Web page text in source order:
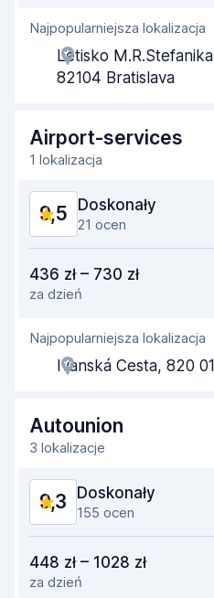
Pomocność przedstawiciela
Szybkość odbioru
Czystość samochodu
Stan samochodu
Najpopularniejsza lokalizacja
Letisko
82104 Bratislava
Airport-services
1 lokalizacja
9,5 Doskonały
21 ocen
Łatwość znalezienia
Pomocność przedstawiciela
Szybkość odbioru
Szybkość zwrotu
Czystość samochodu
Stan samochodu
436 zł – 730 zł
za dzień
Najpopularniejsza lokalizacja
Ivanská Cesta, 820
Autounion
3 lokalizacje
9,3 Doskonały
155 ocen
Łatwość znalezienia
448 zł – 1028 zł
za dzień